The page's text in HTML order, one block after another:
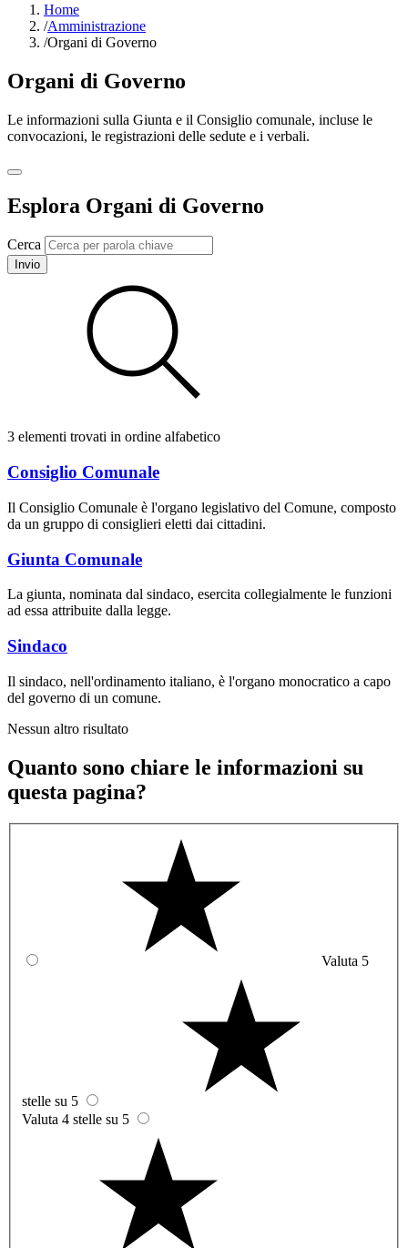
Home
/Amministrazione
/Organi di Governo
Organi di Governo
Le informazioni sulla Giunta e il Consiglio comunale, incluse le
convocazioni, le registrazioni delle sedute e i verbali.
Esplora Organi di Governo
Cerca
Invio
3 elementi trovati in ordine alfabetico
Consiglio Comunale
Il Consiglio Comunale è l'organo legislativo del Comune, composto
da un gruppo di consiglieri eletti dai cittadini.
Giunta Comunale
La giunta, nominata dal sindaco, esercita collegialmente le funzioni
ad essa attribuite dalla legge.
Sindaco
Il sindaco, nell'ordinamento italiano, è l'organo monocratico a capo
del governo di un comune.
Nessun altro risultato
Quanto sono chiare le informazioni su
questa pagina?
Valuta 5
stelle su 5
Valuta 4 stelle su 5